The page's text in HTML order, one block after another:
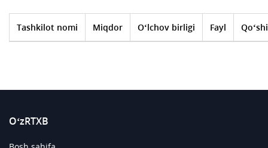
Tashkilot nomi Miqdor O‘lchov birligi Fayl
O‘zRTXB